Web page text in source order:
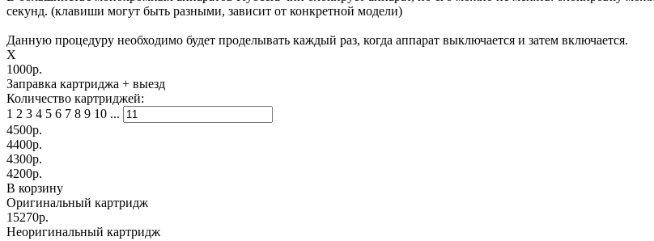
секунд. (клавиши могут быть разными, зависит от конкретной модели)
Данную процедуру необходимо будет проделывать каждый раз, когда аппарат выключается и затем включается.
X
1000р.
Заправка картриджа + выезд
Количество картриджей:
1 2 3 4 5 6 7 8 9 10 ...
4500р.
4400р.
4300р.
4200р.
В корзину
Оригинальный картридж
15270р.
Неоригинальный картридж